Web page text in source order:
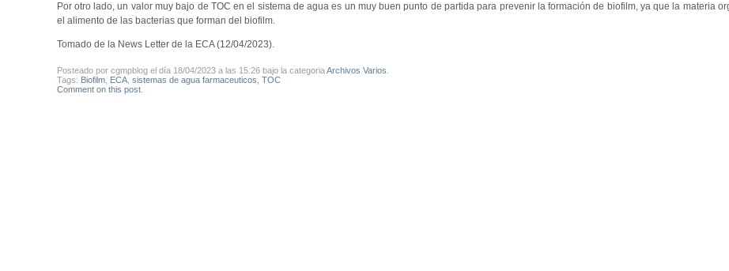
Por otro lado, un valor muy bajo de TOC en el sistema de agua es un muy buen punto de partida para prevenir la formación de biofilm, ya que la materia
el alimento de las bacterias que forman del biofilm.
Tomado de la News Letter de la ECA (12/04/2023).
Posteado por cgmpblog el día 18/04/2023 a las 15:26 bajo la categoriaArchivos Varios
Tags: Biofilm, ECA, sistemas de agua farmaceuticos TOC
Comment on this post.